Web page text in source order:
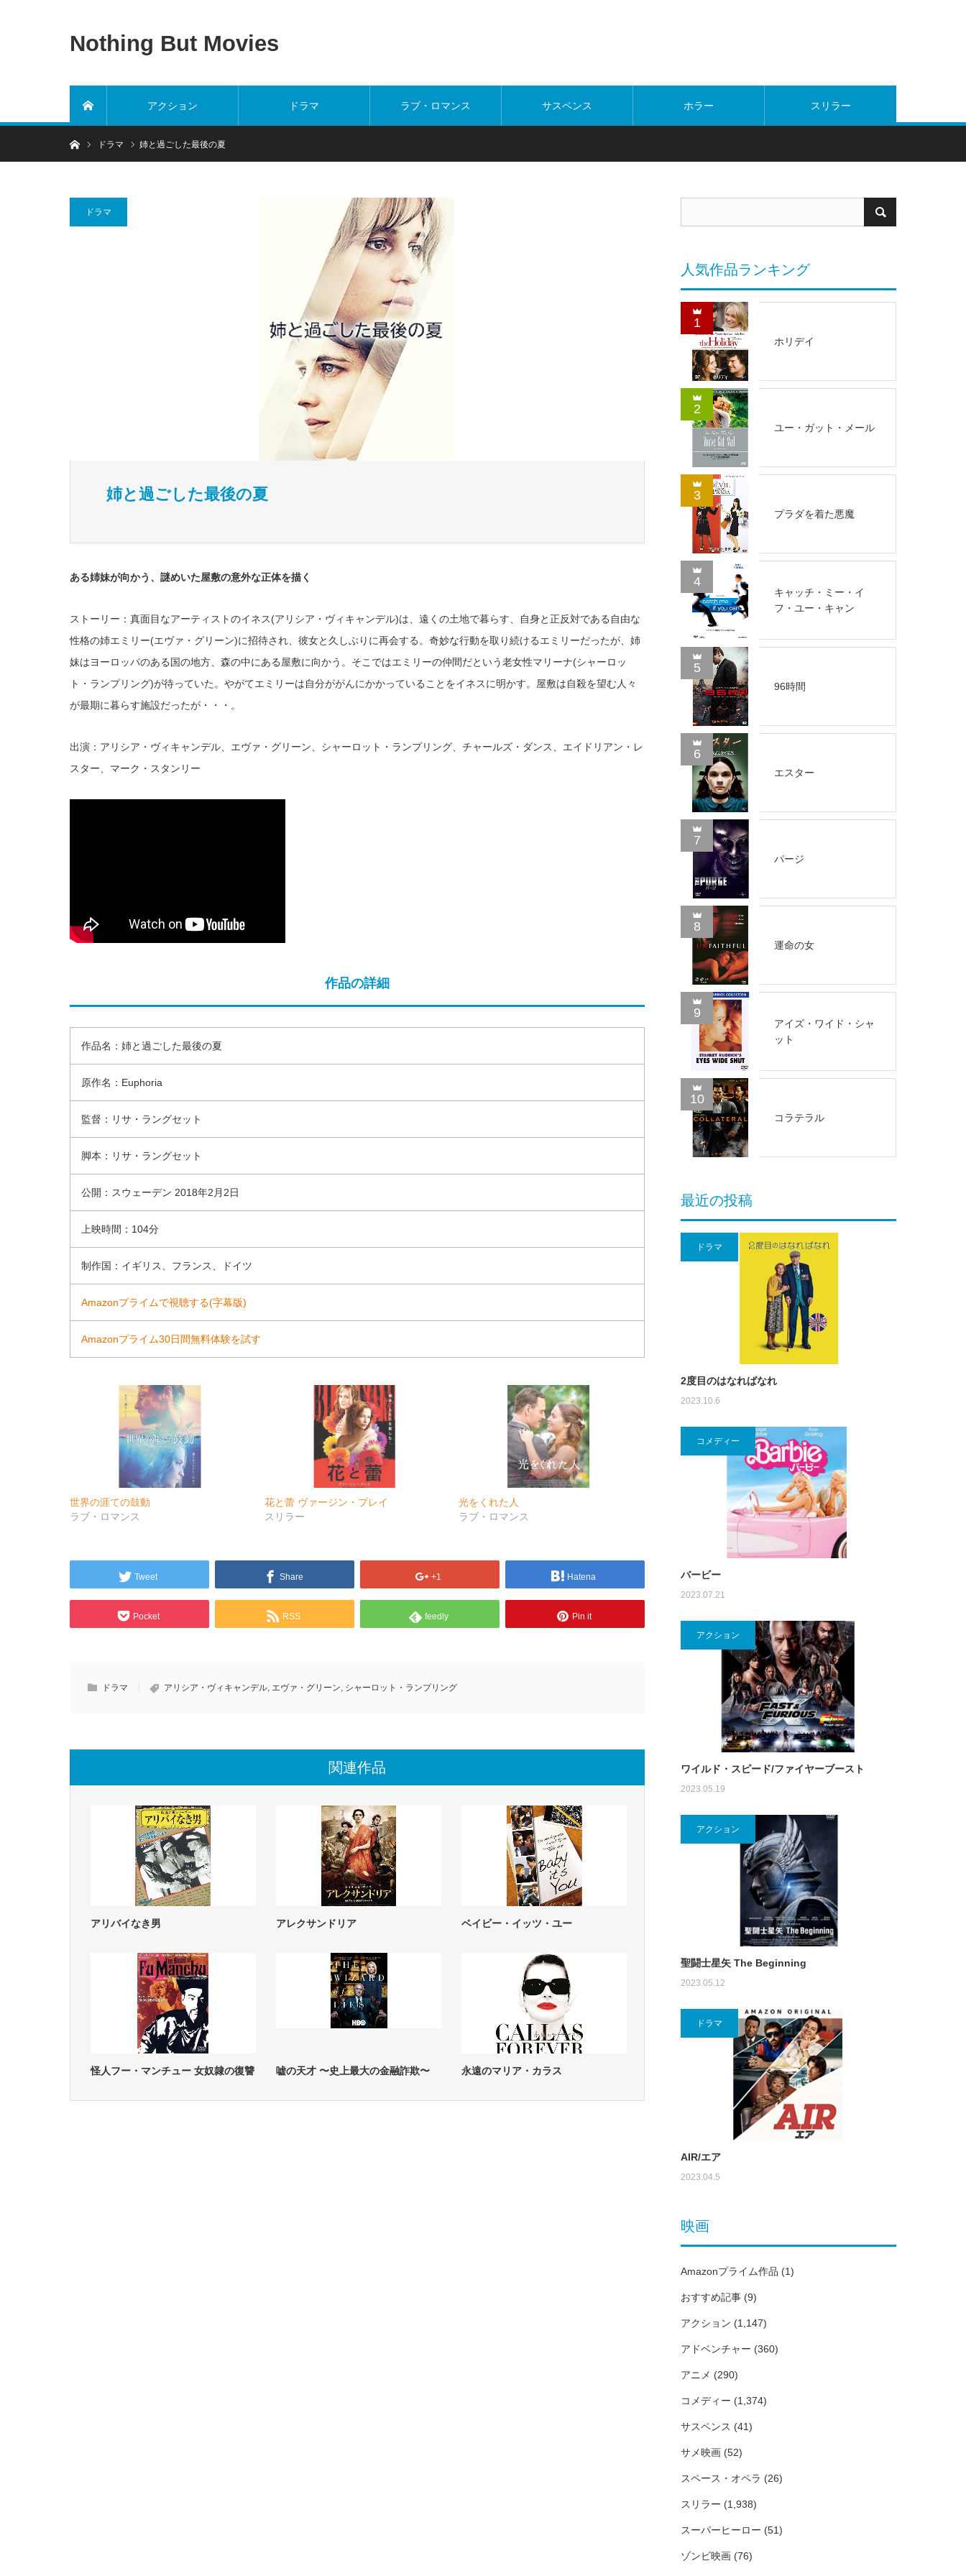
Nothing But Movies
アクション ドラマ ラブ・ロマンス サスペンス ホラー スリラー
ホームドラマ 姉と過ごした最後の夏
ドラマ
姉と過ごした最後の夏
ある姉妹が向かう、謎めいた屋敷の意外な正体を描く
ストーリー：真面目なアーティストのイネス(アリシア・ヴィキャンデル)は、遠くの土地で暮らす、自身と正反対である自由な
性格の姉エミリー(エヴァ・グリーン)に招待され、彼女と久しぶりに再会する。奇妙な行動を取り続けるエミリーだったが、姉
妹はヨーロッパのある国の地方、森の中にある屋敷に向かう。そこではエミリーの仲間だという老女性マリーナ(シャーロッ
ト・ランプリング)が待っていた。やがてエミリーは自分ががんにかかっていることをイネスに明かす。屋敷は自殺を望む人々
が最期に暮らす施設だったが・・・。
出演：アリシア・ヴィキャンデル、エヴァ・グリーン、シャーロット・ランプリング、チャールズ・ダンス、エイドリアン・レ
スター、マーク・スタンリー
作品の詳細
作品名：姉と過ごした最後の夏
原作名：Euphoria
監督：リサ・ラングセット
脚本：リサ・ラングセット
公開：スウェーデン 2018年2月2日
上映時間：104分
制作国：イギリス、フランス、ドイツ
Amazonプライムで視聴する(字幕版)
Amazonプライム30日間無料体験を試す
世界の涯ての鼓動
ラブ・ロマンス
花と蕾 ヴァージン・プレイ
スリラー
光をくれた人
ラブ・ロマンス
Tweet Share +1 Hatena
Pocket RSS feedly Pin it
ドラマ アリシア・ヴィキャンデル, エヴァ・グリーン, シャーロット・ランプリング
関連作品
アリバイなき男 アレクサンドリア ベイビー・イッツ・ユー
怪人フー・マンチュー 女奴隷の復讐 嘘の天才 〜史上最大の金融詐欺〜 永遠のマリア・カラス
人気作品ランキング
1
ホリデイ
2
ユー・ガット・メール
3
プラダを着た悪魔
4
キャッチ・ミー・イ
フ・ユー・キャン
5
96時間
6
エスター
7
パージ
8
運命の女
9
アイズ・ワイド・シャ
ット
10
コラテラル
最近の投稿
ドラマ
2度目のはなればなれ
2023.10.6
コメディー
バービー
2023.07.21
アクション
ワイルド・スピード/ファイヤーブースト
2023.05.19
アクション
聖闘士星矢 The Beginning
2023.05.12
ドラマ
AIR/エア
2023.04.5
映画
Amazonプライム作品 (1)
おすすめ記事 (9)
アクション (1,147)
アドベンチャー (360)
アニメ (290)
コメディー (1,374)
サスペンス (41)
サメ映画 (52)
スペース・オペラ (26)
スリラー (1,938)
スーパーヒーロー (51)
ゾンビ映画 (76)